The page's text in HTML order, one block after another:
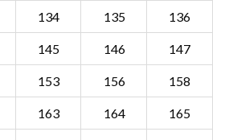
134 135 136
145 146 147
153 156 158
163 164 165
Details